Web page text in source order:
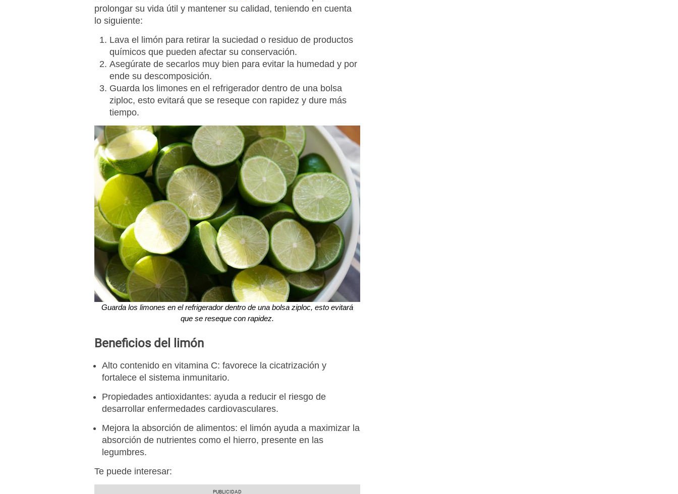
prolongar su vida útil y mantener su calidad, teniendo en cuenta
lo siguiente:
Lava el limón para retirar la suciedad o residuo de productos
químicos que pueden afectar su conservación.
Asegúrate de secarlos muy bien para evitar la humedad y por
ende su descomposición.
Guarda los limones en el refrigerador dentro de una bolsa
ziploc, esto evitará que se reseque con rapidez y dure más
tiempo.
Guarda los limones en el refrigerador dentro de una bolsa ziploc, esto evitará
que se reseque con rapidez.
Beneficios del limón
Alto contenido en vitamina C: favorece la cicatrización y
fortalece el sistema inmunitario.
Propiedades antioxidantes: ayuda a reducir el riesgo de
desarrollar enfermedades cardiovasculares.
Mejora la absorción de alimentos: el limón ayuda a maximizar la
absorción de nutrientes como el hierro, presente en las
legumbres.
Te puede interesar: